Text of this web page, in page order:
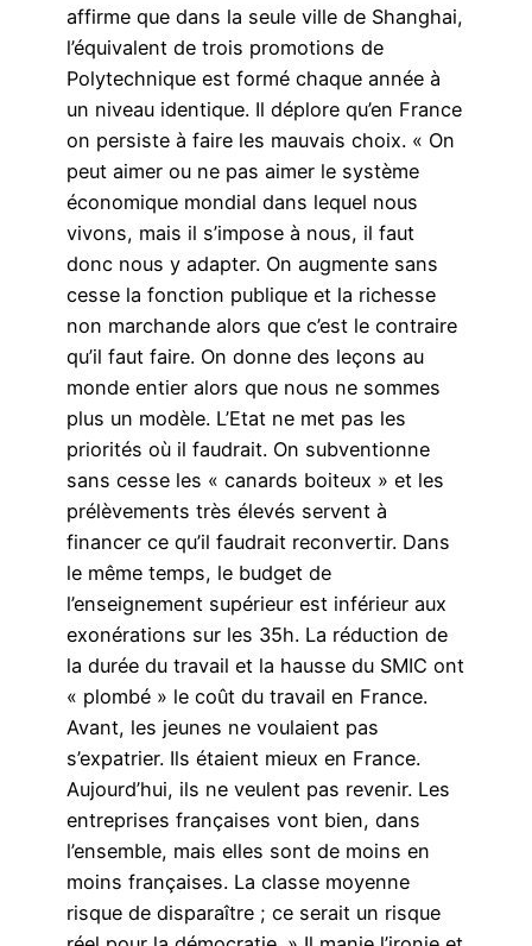
affirme que dans la seule ville de Shanghai,
l’équivalent de trois promotions de
Polytechnique est formé chaque année à
un niveau identique. Il déplore qu’en France
on persiste à faire les mauvais choix. « On
peut aimer ou ne pas aimer le système
économique mondial dans lequel nous
vivons, mais il s’impose à nous, il faut
donc nous y adapter. On augmente sans
cesse la fonction publique et la richesse
non marchande alors que c’est le contraire
qu’il faut faire. On donne des leçons au
monde entier alors que nous ne sommes
plus un modèle. L’Etat ne met pas les
priorités où il faudrait. On subventionne
sans cesse les « canards boiteux » et les
prélèvements très élevés servent à
financer ce qu’il faudrait reconvertir. Dans
le même temps, le budget de
l’enseignement supérieur est inférieur aux
exonérations sur les 35h. La réduction de
la durée du travail et la hausse du SMIC ont
« plombé » le coût du travail en France.
Avant, les jeunes ne voulaient pas
s’expatrier. Ils étaient mieux en France.
Aujourd’hui, ils ne veulent pas revenir. Les
entreprises françaises vont bien, dans
l’ensemble, mais elles sont de moins en
moins françaises. La classe moyenne
risque de disparaître ; ce serait un risque